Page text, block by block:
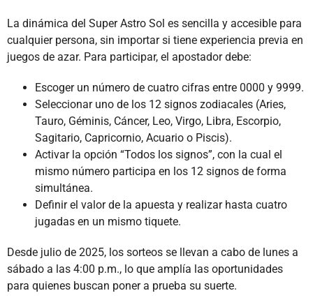
La dinámica del Super Astro Sol es sencilla y accesible para
cualquier persona, sin importar si tiene experiencia previa en
juegos de azar. Para participar, el apostador debe:
Escoger un número de cuatro cifras entre 0000 y 9999.
Seleccionar uno de los 12 signos zodiacales (Aries,
Tauro, Géminis, Cáncer, Leo, Virgo, Libra, Escorpio,
Sagitario, Capricornio, Acuario o Piscis).
Activar la opción “Todos los signos”, con la cual el
mismo número participa en los 12 signos de forma
simultánea.
Definir el valor de la apuesta y realizar hasta cuatro
jugadas en un mismo tiquete.
Desde julio de 2025, los sorteos se llevan a cabo de lunes a
sábado a las 4:00 p.m., lo que amplía las oportunidades
para quienes buscan poner a prueba su suerte.